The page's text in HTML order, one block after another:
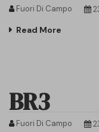
Fuori Di Campo
Read More
BR3
Fuori Di Campo